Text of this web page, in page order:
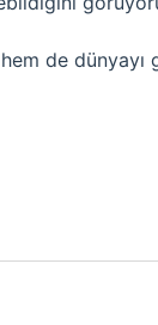
de dünyayı